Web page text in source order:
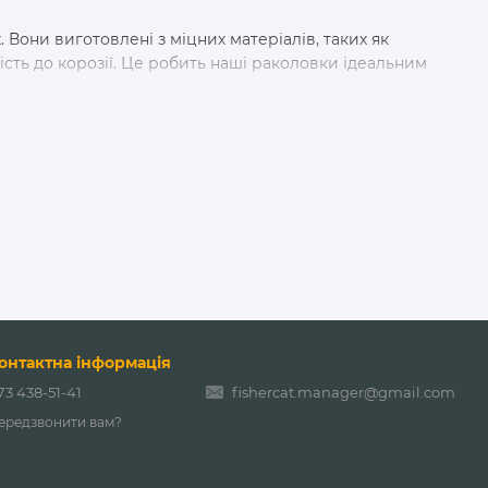
виготовлені з міцних матеріалів, таких як
до корозії. Це робить наші раколовки ідеальним
умови покупки:
інформація
438-51-41
вам?
fishercat.manager@gmail.com